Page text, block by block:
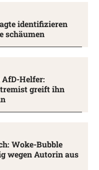
identifizieren
schäumen
Helfer:
greift ihn
Woke-Bubble
wegen Autorin aus